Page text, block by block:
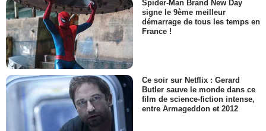
Spider-Man Brand New Day
signe le 9ème meilleur
démarrage de tous les temps en
France !
Ce soir sur Netflix : Gerard
Butler sauve le monde dans ce
film de science-fiction intense,
entre Armageddon et 2012